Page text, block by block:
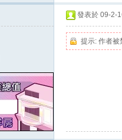
發表於 09-2-
提示: 作者被